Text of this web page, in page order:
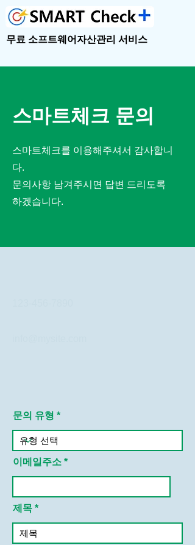
​무료 소프트웨어자산관리 서비스
​스마트체크 문의
스마트체크를 이용해주셔서 감사합니
다.
문의사항 남겨주시면 답변 드리도록
하겠습니다.​
문의 유형
이메일주소
제목